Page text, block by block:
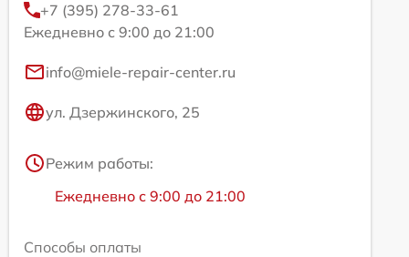
+7 (395) 278-33-61
Ежедневно с 9:00 до 21:00
info@miele-repair-center.ru
ул. Дзержинского, 25
Режим работы:
Ежедневно с 9:00 до 21:00
Способы оплаты